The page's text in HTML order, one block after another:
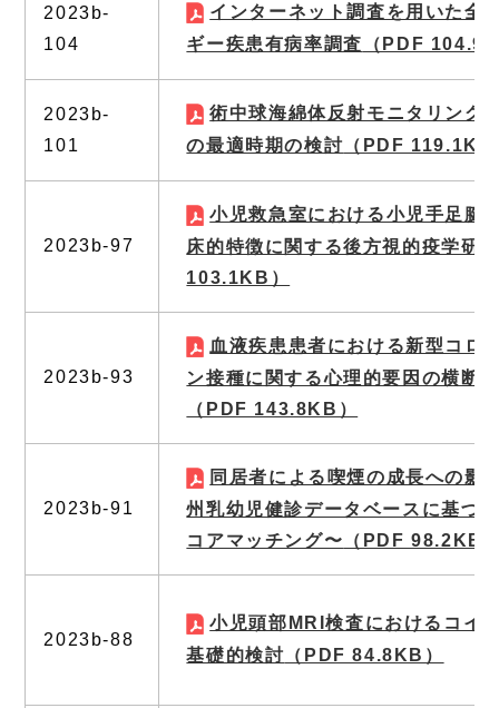
2023b-
104
インターネット調査を用いた全
ギー疾患有病率調査
（PDF
2023b-
101
術中球海綿体反射モニタリング
の最適時期の検討 （PDF 119.1KB
2023b-97
小児救急室における小児手足腱
床的特徴に関する後方視的疫学研究
103.1KB）
2023b-93
血液疾患患者における新型コロ
ン接種に関する心理的要因の横断
（PDF 143.8KB）
2023b-91
同居者による喫煙の成長への影
州乳幼児健診データベースに基づ
コアマッチング〜 （PDF 98.2KB
2023b-88
小児頭部MRI検査におけるコイ
基礎的検討 （PDF 84.8KB）